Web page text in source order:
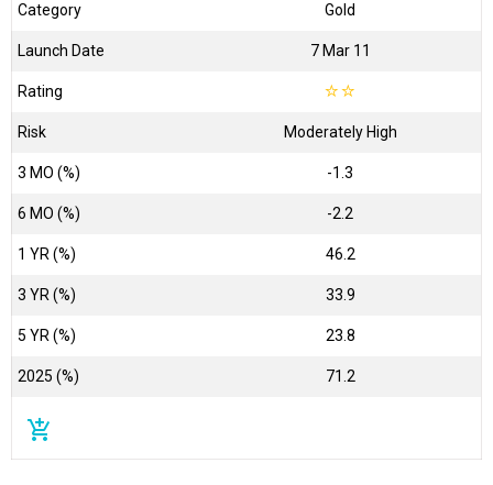
Category Gold
Launch Date 7 Mar 11
Rating ☆☆
Risk Moderately High
3 MO (%) -1.3
6 MO (%) -2.2
1 YR (%) 46.2
3 YR (%) 33.9
5 YR (%) 23.8
2025 (%) 71.2
add_shopping_cart